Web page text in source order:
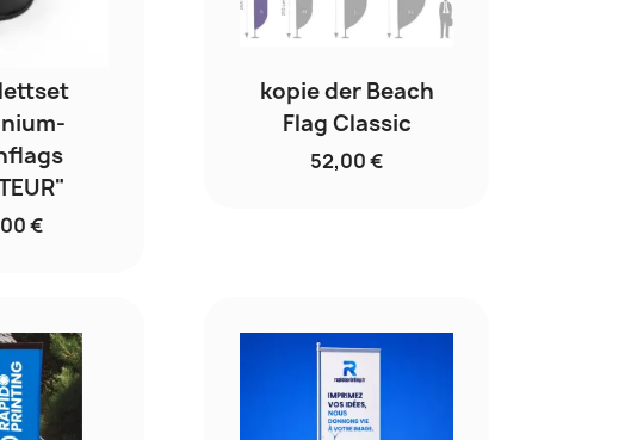
€
kopie der Beach
Flag Classic
52,00 €